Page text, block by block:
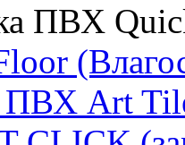
ПВХ
ПВХ Art